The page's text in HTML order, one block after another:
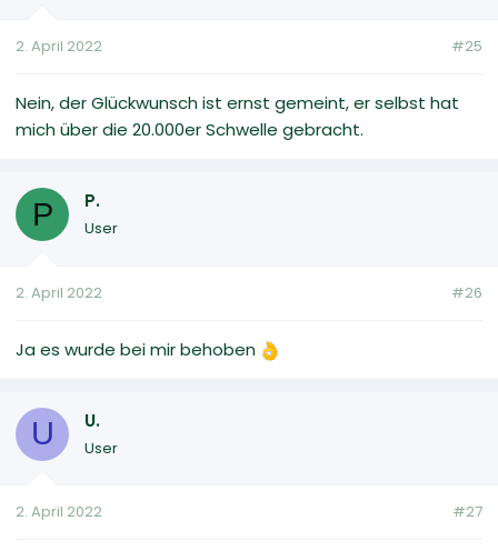
2. April 2022 #25
Nein, der Glückwunsch ist ernst gemeint, er selbst hat
mich über die 20.000er Schwelle gebracht.
P P.
User
2. April 2022 #26
Ja es wurde bei mir behoben
U U.
User
2. April 2022 #27